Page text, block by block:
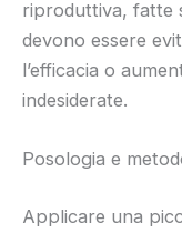
riproduttiva, fatte
devono essere
l’efficacia o
indesiderate.
Posologia e
Applicare una